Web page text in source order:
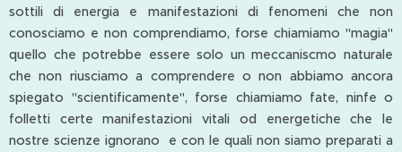
sottili di energia e manifestazioni di fenomeni che non
conosciamo e non comprendiamo, forse chiamiamo "magia"
quello che potrebbe essere solo un meccaniscmo naturale
che non riusciamo a comprendere o non abbiamo ancora
spiegato "scientificamente", forse chiamiamo fate, ninfe o
folletti certe manifestazioni vitali od energetiche che le
nostre scienze ignorano e con le quali non siamo preparati a